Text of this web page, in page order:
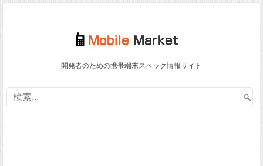
開発者のための携帯端末スペック情報サイト